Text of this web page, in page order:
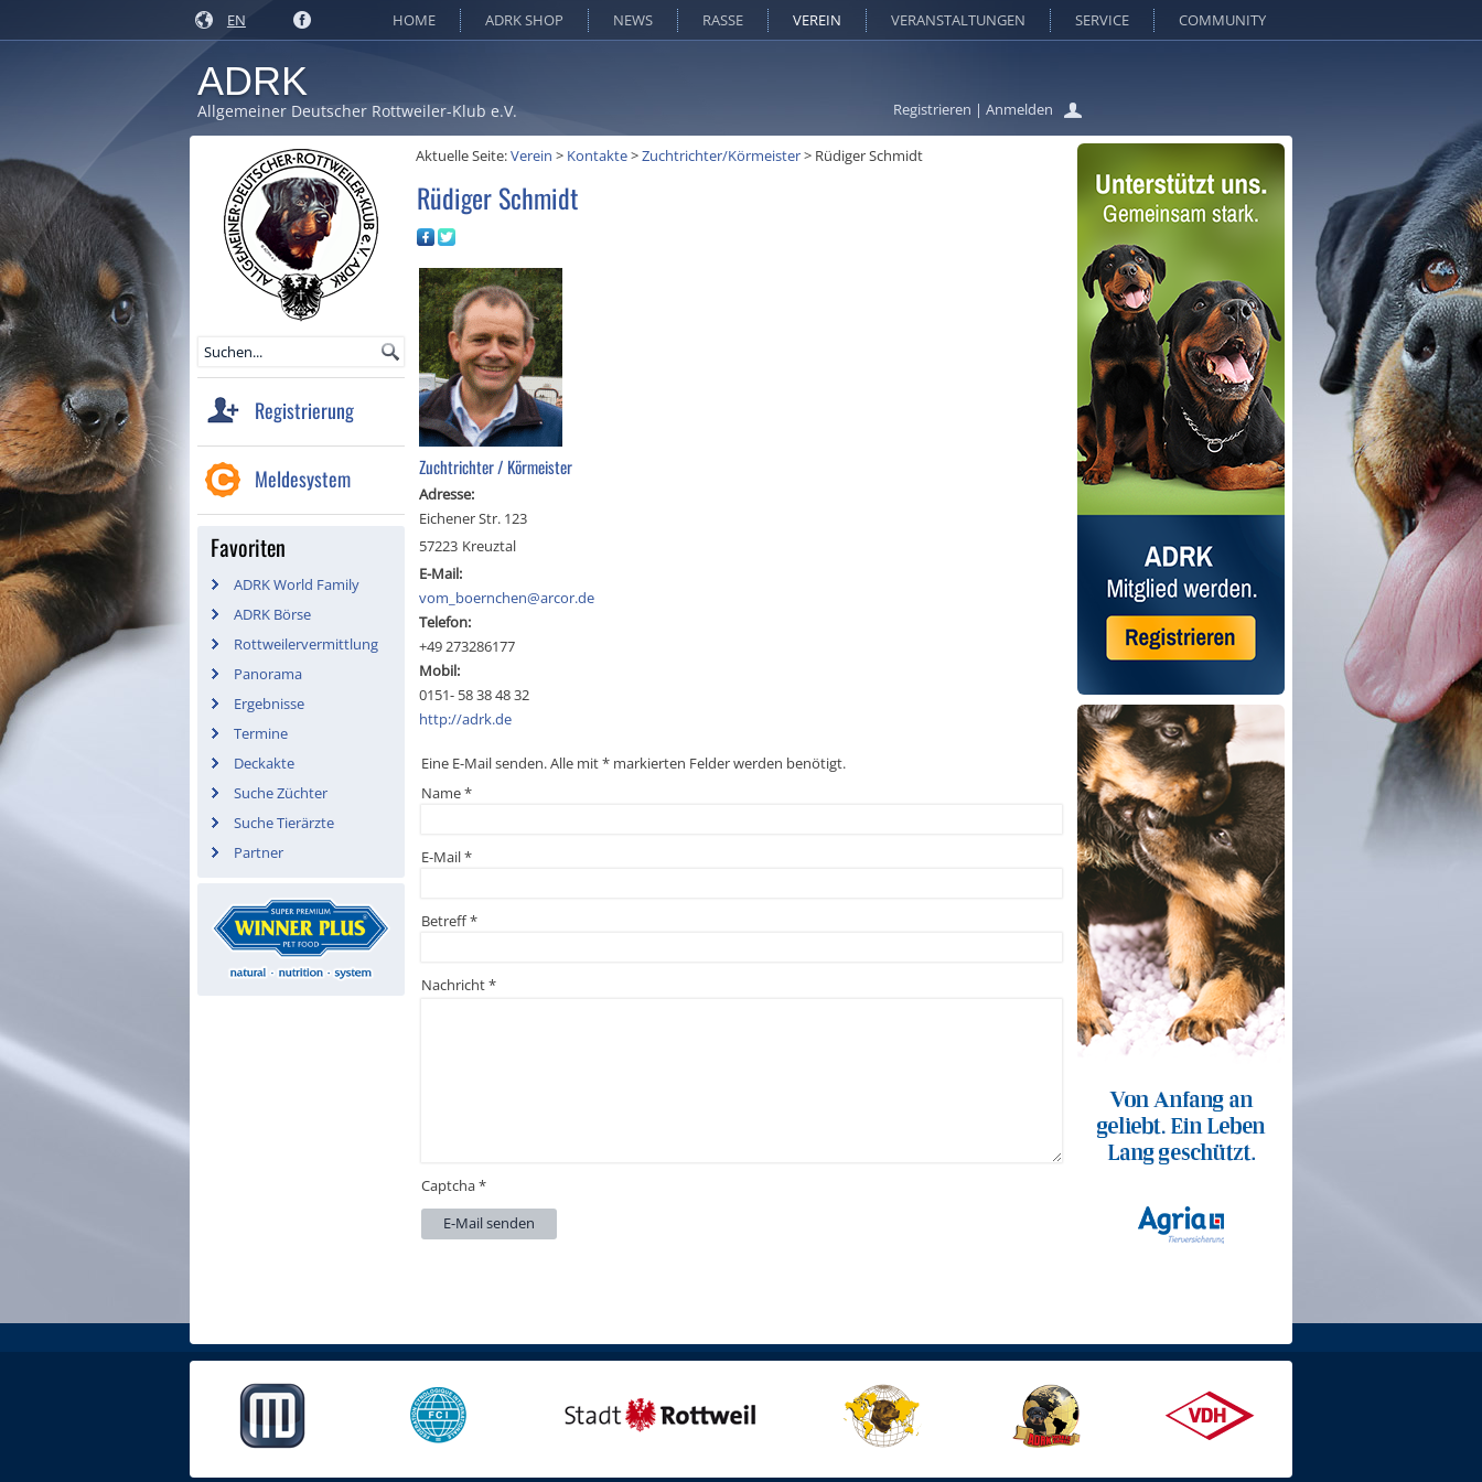
EN
Registrieren | Anmelden
HOME ADRK SHOP NEWS RASSE VEREIN VERANSTALTUNGEN SERVICE COMMUNITY
ADRK
Allgemeiner Deutscher Rottweiler-Klub e.V.
Registrierung
Meldesystem
Favoriten
ADRK World Family
ADRK Börse
Rottweilervermittlung
Panorama
Ergebnisse
Termine
Deckakte
Suche Züchter
Suche Tierärzte
Partner
Aktuelle Seite:Verein > Kontakte>Zuchtrichter/Körmeister> Rüdiger Schmidt
Rüdiger Schmidt
Zuchtrichter / Körmeister
Adresse:
Eichener Str. 123
57223 Kreuztal
E-Mail:
vom_boernchen@arcor.de
Telefon:
+49 273286177
Mobil:
0151- 58 38 48 32
http://adrk.de
Eine E-Mail senden. Alle mit * markierten Felder werden benötigt.
Name*
E-Mail*
Betreff*
Nachricht*
Captcha*
E-Mail senden